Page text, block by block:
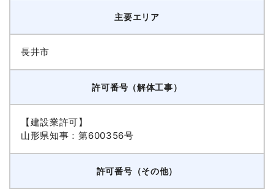
主要エリア
長井市
許可番号（解体工事）
【建設業許可】
山形県知事：第600356号
許可番号（その他）